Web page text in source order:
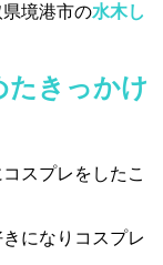
境港市の水木し
たきっかけ
スプレをしたこ
になりコスプレ